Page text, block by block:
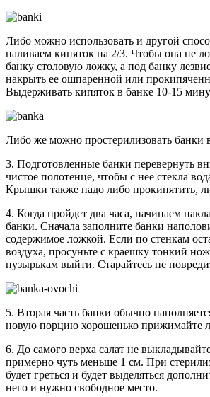
Либо можно использовать и другой
наливаем кипяток на 2/3. Чтобы она не
банку столовую ложку, а под банку
накрыть ее ошпаренной или
Выдерживать кипяток в банке 10-15
Либо же можно простерилизовать банки
3. Подготовленные банки перевернуть
чистое полотенце, чтобы с нее стекла
Крышки также надо либо прокипятить,
4. Когда пройдет два часа, начинаем
банки. Сначала заполните банки
содержимое ложкой. Если по стенкам
воздуха, просуньте с краешку тонкий
пузырькам выйти. Старайтесь не
5. Вторая часть банки обычно
новую порцию хорошенько прижимайте
6. До самого верха салат не
примерно чуть меньше 1 см. При
будет греться и будет выделяться
него и нужно свободное место.